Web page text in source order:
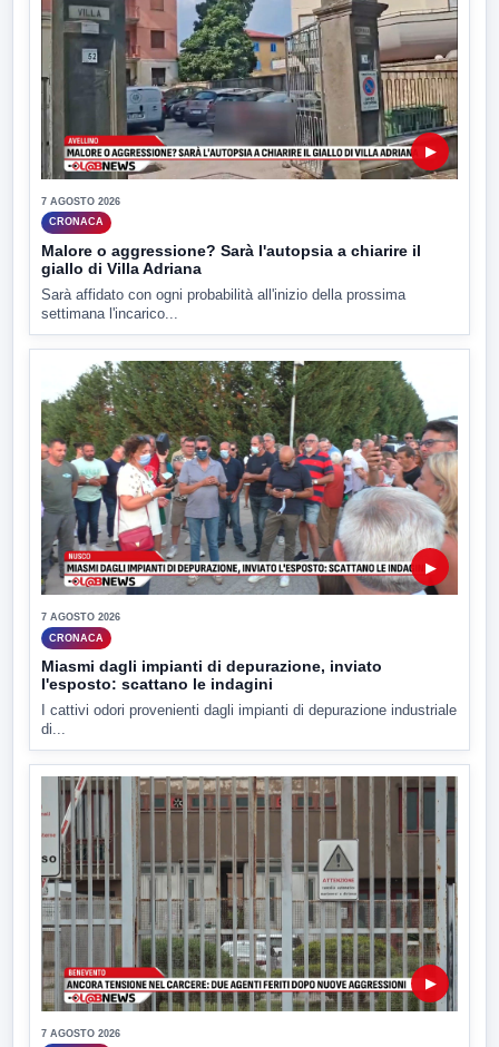
▶
7 AGOSTO 2026
CRONACA
Malore o aggressione? Sarà l'autopsia a chiarire il
giallo di Villa Adriana
Sarà affidato con ogni probabilità all'inizio della prossima
settimana l'incarico...
▶
7 AGOSTO 2026
CRONACA
Miasmi dagli impianti di depurazione, inviato
l'esposto: scattano le indagini
I cattivi odori provenienti dagli impianti di depurazione industriale
di...
▶
7 AGOSTO 2026